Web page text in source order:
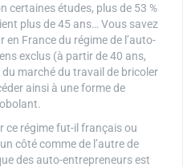
certaines études, plus de 53 %
plus de 45 ans… Vous savez
France du régime de l’auto-
exclus (à partir de 40 ans,
marché du travail de bricoler
ainsi à une forme de
ce régime fut-il français ou
côté comme de l’autre de
des auto-entrepreneurs est